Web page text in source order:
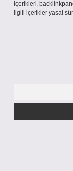
içerikleri,
ilgili içerikler yasal